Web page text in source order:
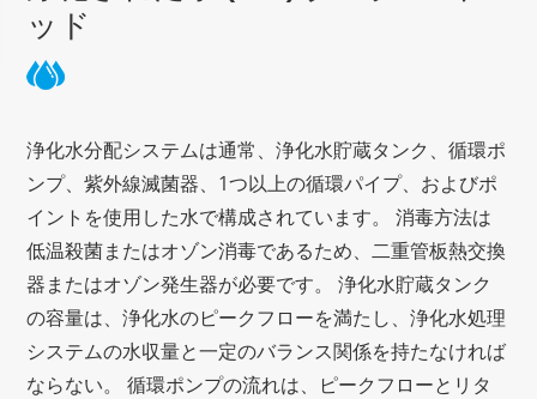
ッド
浄化水分配システムは通常、浄化水貯蔵タンク、循環ポ
ンプ、紫外線滅菌器、1つ以上の循環パイプ、およびポ
イントを使用した水で構成されています。 消毒方法は
低温殺菌またはオゾン消毒であるため、二重管板熱交換
器またはオゾン発生器が必要です。 浄化水貯蔵タンク
の容量は、浄化水のピークフローを満たし、浄化水処理
システムの水収量と一定のバランス関係を持たなければ
ならない。 循環ポンプの流れは、ピークフローとリタ